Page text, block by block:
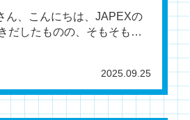
2025.09.25
ん、こんにちは、JAPEXの
だしたものの、そもそも